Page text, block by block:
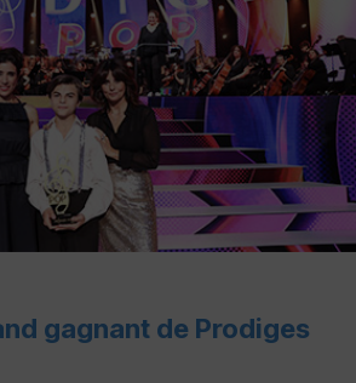
gagnant de Prodiges